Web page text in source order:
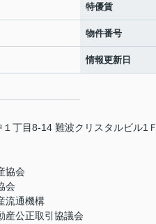
特優賃
物件番号
情報更新日
丁目8-14 難波クリスタルビル1Ｆ
協会
会
流通機構
産公正取引協議会